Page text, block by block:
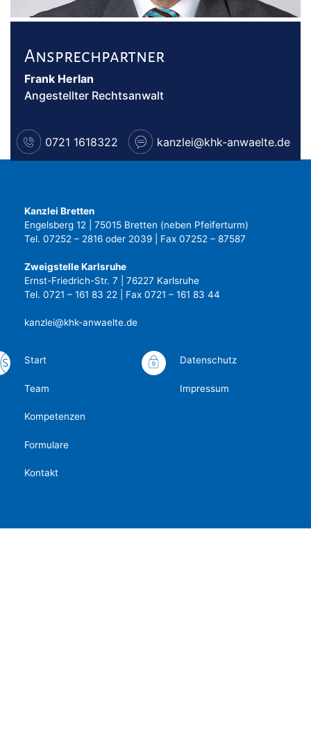
Ansprechpartner
Frank Herlan
Angestellter Rechtsanwalt
0721 1618322 kanzlei@khk-anwaelte.de
Kanzlei Bretten
Engelsberg 12 | 75015 Bretten (neben Pfeiferturm)
Tel. 07252 – 2816 oder 2039 | Fax 07252 – 87587
Zweigstelle Karlsruhe
Ernst-Friedrich-Str. 7 | 76227 Karlsruhe
Tel. 0721 – 161 83 22 | Fax 0721 – 161 83 44
kanzlei@khk-anwaelte.de
Start
Team
Kompetenzen
Formulare
Kontakt
Datenschutz
Impressum